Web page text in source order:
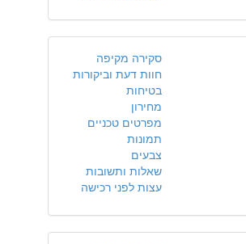
סקירה מקיפה
חוות דעת וביקורות
בטיחות
מחירון
מפרטים טכניים
תמונות
צבעים
שאלות ותשובות
עצות לפני רכישה